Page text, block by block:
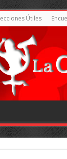
Útiles